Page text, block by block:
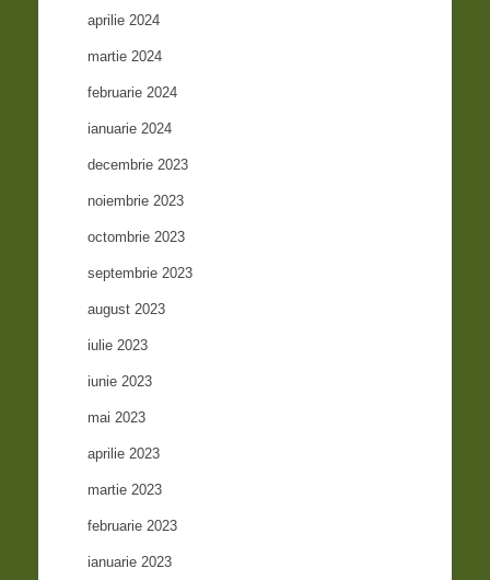
aprilie 2024
martie 2024
februarie 2024
ianuarie 2024
decembrie 2023
noiembrie 2023
octombrie 2023
septembrie 2023
august 2023
iulie 2023
iunie 2023
mai 2023
aprilie 2023
martie 2023
februarie 2023
ianuarie 2023